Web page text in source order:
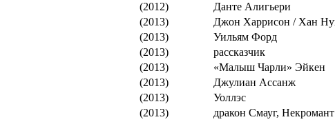
(2012)
Данте Алигьери
(2013)
Джон Харрисон / Хан
(2013)
Уильям Форд
(2013)
рассказчик
(2013)
«Малыш Чарли» Эйкен
(2013)
Джулиан Ассанж
(2013)
Уоллэс
(2013)
дракон Смауг, Некромант